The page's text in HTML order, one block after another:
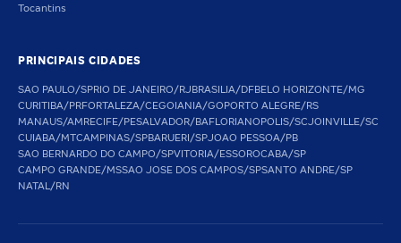
Tocantins
PRINCIPAIS CIDADES
SAO PAULO/SPRIO DE JANEIRO/RJBRASILIA/DFBELO HORIZONTE/MG
CURITIBA/PRFORTALEZA/CEGOIANIA/GOPORTO ALEGRE/RS
MANAUS/AMRECIFE/PESALVADOR/BAFLORIANOPOLIS/SCJOINVILLE/SC
CUIABA/MTCAMPINAS/SPBARUERI/SPJOAO PESSOA/PB
SAO BERNARDO DO CAMPO/SPVITORIA/ESSOROCABA/SP
CAMPO GRANDE/MSSAO JOSE DOS CAMPOS/SPSANTO ANDRE/SP
NATAL/RN